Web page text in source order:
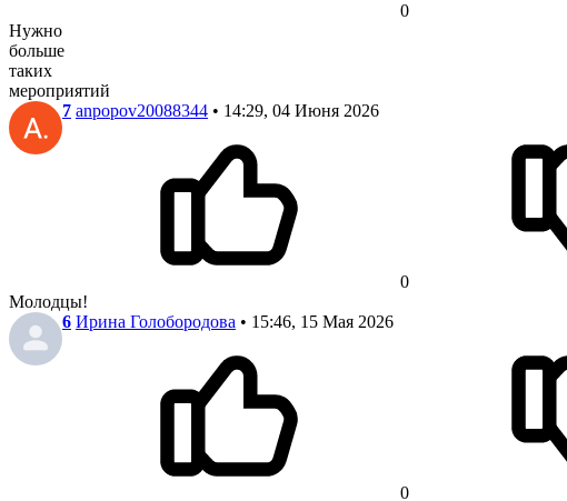
0
Нужно
больше
таких
мероприятий
7 anpopov20088344 • 14:29, 04 Июня 2026
0
Молодцы!
6 Ирина Голобородова • 15:46, 15 Мая 2026
0